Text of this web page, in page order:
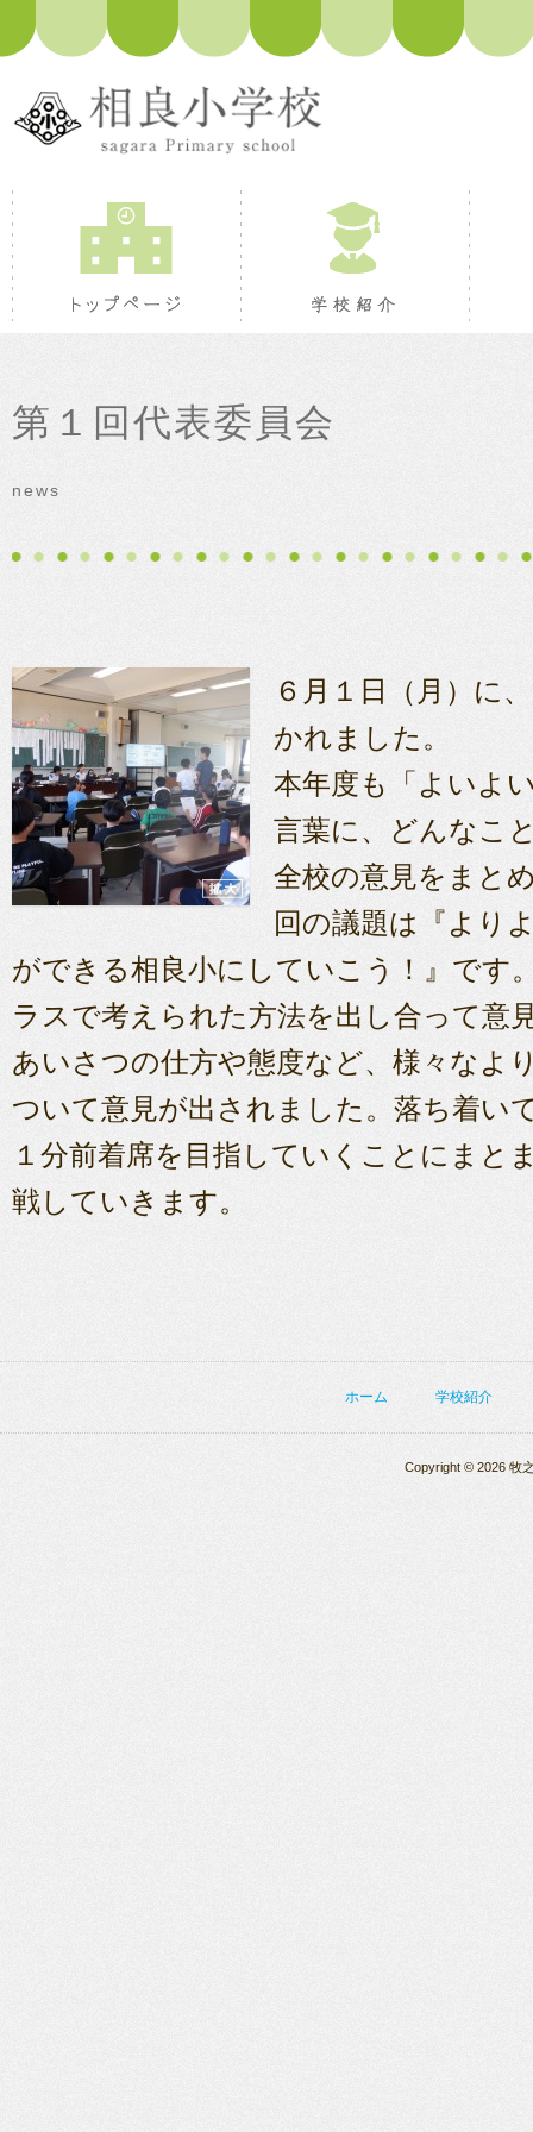
トップページ 学校紹介
第１回代表委員会
news
６月１日（月）に
かれました。
本年度も「よいよ
言葉に、どんなこ
全校の意見をまと
回の議題は『より
ができる相良小にしていこう！』です
ラスで考えられた方法を出し合って意
あいさつの仕方や態度など、様々なよ
ついて意見が出されました。落ち着い
１分前着席を目指していくことにまと
戦していきます。
ホーム 学校紹介
Copyright © 2026 牧